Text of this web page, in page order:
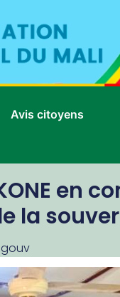
Avis citoyens
en
la